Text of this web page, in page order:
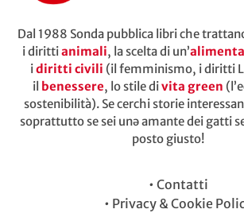
Dal 1988 Sonda pubblica libri che
i dirittianimali, la scelta di un’
idiritti civili (il femminismo, i diritti
il benessere, lo stile divita green
sostenibilità). Se cerchi storie
soprattutto se sei unə amante dei gatti
posto giusto!
• Contatti
• Privacy & Cookie